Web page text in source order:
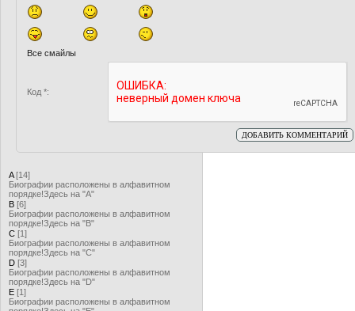
Все смайлы
Код *:
A [14]
Биографии расположены в алфавитном
порядке!Здесь на "А"
B [6]
Биографии расположены в алфавитном
порядке!Здесь на "B"
C [1]
Биографии расположены в алфавитном
порядке!Здесь на "C"
D [3]
Биографии расположены в алфавитном
порядке!Здесь на "D"
Е [1]
Биографии расположены в алфавитном